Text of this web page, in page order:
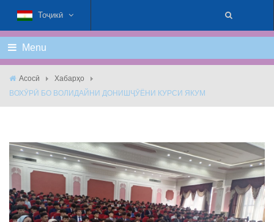
Тоҷикӣ
Menu
Асосӣ
Хабарҳо
ВОХӮРӢ БО ВОЛИДАЙНИ ДОНИШҶӮЁНИ КУРСИ ЯКУМ